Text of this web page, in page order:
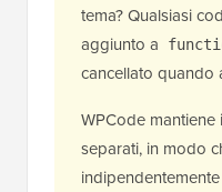
tema? Qualsiasi
aggiunto a
cancellato quando
WPCode
separati, in modo